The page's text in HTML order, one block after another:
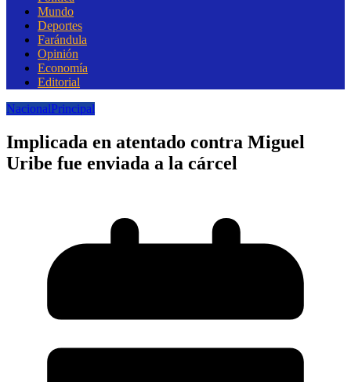
Mundo
Deportes
Farándula
Opinión
Economía
Editorial
NacionalPrincipal
Implicada en atentado contra Miguel
Uribe fue enviada a la cárcel